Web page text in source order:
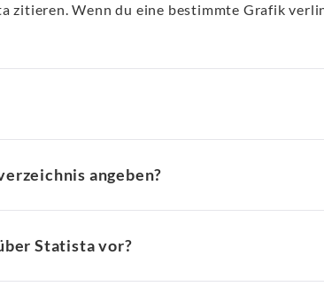
zitieren. Wenn du eine bestimmte Grafik
angeben?
Statista vor?